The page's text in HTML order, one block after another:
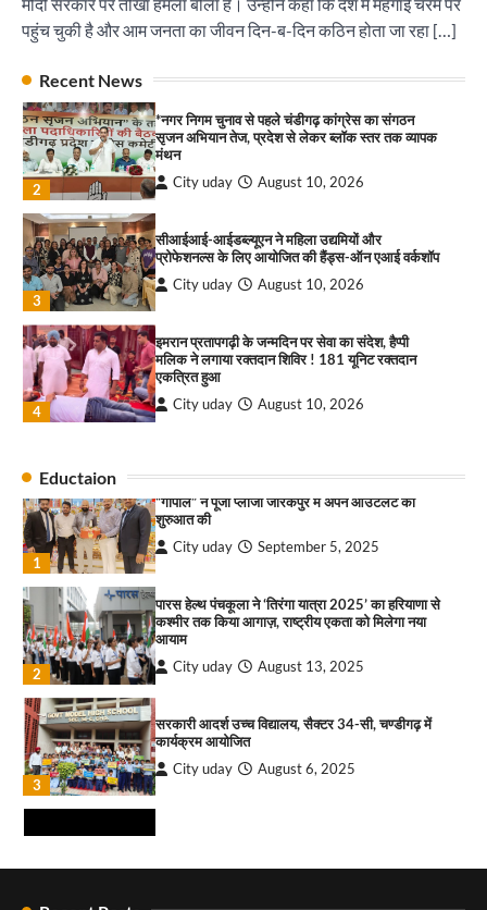
पहुंच चुकी है और आम जनता का जीवन दिन-ब-दिन कठिन होता जा रहा […]
Recent News
1
सावण कवी दरबार में तीन दर्जन कवियों ने बांधा समां
2
*नगर निगम चुनाव से पहले चंडीगढ़ कांग्रेस का संगठन
सृजन अभियान तेज, प्रदेश से लेकर ब्लॉक स्तर तक व्यापक
मंथन
City uday August 10, 2026
3
सीआईआई-आईडब्ल्यूएन ने महिला उद्यमियों और
प्रोफेशनल्स के लिए आयोजित की हैंड्स-ऑन एआई वर्कशॉप
City uday August 10, 2026
4
इमरान प्रतापगढ़ी के जन्मदिन पर सेवा का संदेश, हैप्पी
मलिक ने लगाया रक्तदान शिविर ! 181 यूनिट रक्तदान
एकत्रित हुआ
City uday August 10, 2026
1
City uday August 10, 2026
2
*नगर निगम चुनाव से पहले चंडीगढ़ कांग्रेस का संगठन
मंथन
City uday August 10, 2026
3
सीआईआई-आईडब्ल्यूएन ने महिला उद्यमियों और
प्रोफेशनल्स के लिए आयोजित की हैंड्स-ऑन एआई वर्कशॉप
City uday August 10, 2026
इमरान प्रतापगढ़ी के जन्मदिन पर सेवा का संदेश, हैप्पी
Eductaion
2
कश्मीर तक किया आगाज़, राष्ट्रीय एकता को मिलेगा नया
आयाम
City uday August 13, 2025
3
सरकारी आदर्श उच्च विद्यालय, सैक्टर 34-सी, चण्डीगढ़ में
कार्यक्रम आयोजित
City uday August 6, 2025
राहुल गाँधी ने खाई है वैश्विक मंच पर भारत को कमजोर करने
की कसम: देवशाली
City uday
1
“गोपाल” ने पूजा प्लाजा जीरकपुर में अपने आउटलेट की
शुरुआत की
City uday September 5, 2025
2
पारस हेल्थ पंचकूला ने ‘तिरंगा यात्रा 2025’ का हरियाणा से
कश्मीर तक किया आगाज़, राष्ट्रीय एकता को मिलेगा नया
आयाम
City uday August 13, 2025
3
सरकारी आदर्श उच्च विद्यालय, सैक्टर 34-सी, चण्डीगढ़ में
कार्यक्रम आयोजित
City uday August 6, 2025